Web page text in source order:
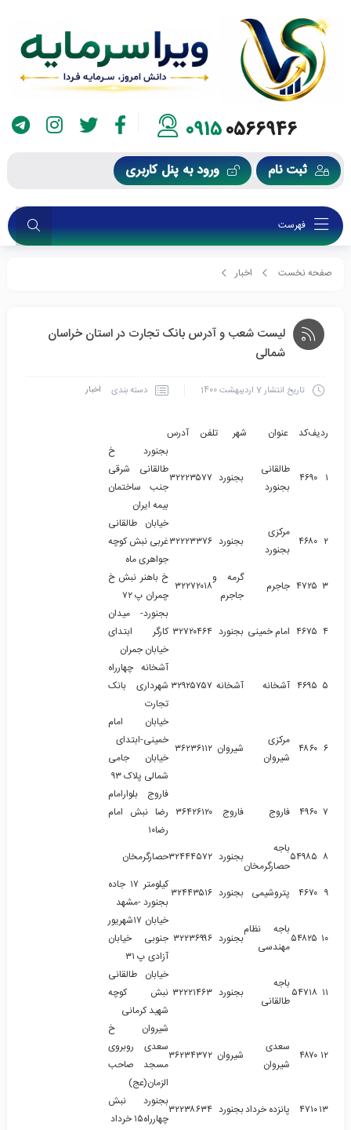
09150566946
ثبت نام ورود به پنل کاربری
فهرست
صفحه نخست اخبار
لیست شعب و آدرس بانک تجارت در استان خراسان
شمالی
تاریخ انتشار7 اردیبهشت 1400 دسته بندی اخبار
ردیفکد عنوان شهر تلفن آدرس
۱ ۴۶۹۰
طالقانی
بجنورد
بجنورد ۳۲۲۲۳۵۷۷
بجنورد خ
طالقانی شرقی
جنب ساختمان
بیمه ایران
۲ ۴۶۸۰
مرکزی
بجنورد
بجنورد ۳۲۲۲۳۳۷۶
خیابان طالقانی
غربی نبش کوچه
جواهری ماه
۳ ۴۷۲۵ جاجرم
گرمه و
جاجرم
۳۲۲۷۲۰۱۸
خ باهنر نبش خ
چمران پ ۷۲
۴ ۴۶۷۵ امام خمینی بجنورد ۳۲۷۲۰۴۶۴
بجنورد- میدان
کارگر ابتدای
خیابان جمران
۵ ۴۶۹۵ آشخانه آشخانه ۳۲۹۲۵۷۵۷
آشخانه چهارراه
شهرداری بانک
تجارت
۶ ۴۸۶۰
مرکزی
شیروان
شیروان ۳۶۲۳۶۱۱۲
خیابان امام
خمینی-ابتدای
خیابان جامی
شمالی پلاک ۹۳
۷ ۴۹۶۰ فاروج فاروج ۳۶۴۲۶۱۲۰
فاروج بلوارامام
رضا نبش امام
رضا۱۰
۸ ۵۴۹۸۵
باجه
حصارگرمخان
بجنورد ۳۲۴۴۴۵۷۲حصارگرمخان
۹ ۴۶۷۰ پتروشیمی بجنورد ۳۲۴۴۳۵۱۶
کیلومتر ۱۷ جاده
بجنورد -مشهد
۱۰ ۵۴۸۲۵
باجه نظام
مهندسی
بجنورد ۳۲۲۳۶۹۹۶
خیابان ۱۷شهریور
جنوبی خیابان
آزادی پ ۳۱
۱۱ ۵۴۷۱۸
باجه
طالقانی
بجنورد ۳۲۲۲۱۴۶۳
خیابان طالقانی
نبش کوچه
شهید کرمانی
۱۲ ۴۸۷۰
سعدی
شیروان
شیروان ۳۶۲۳۴۳۷۲
شیروان خ
سعدی روبروی
مسجد صاحب
الزمان(عج)
۱۳۴۷۱۰ پانزده خردادبجنورد ۳۲۲۳۸۶۳۴
بجنورد نبش
چهارراه۱۵ خرداد